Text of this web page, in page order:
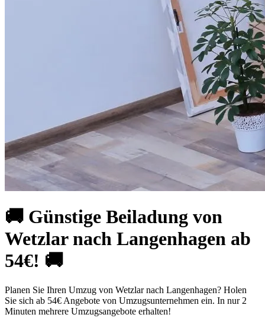
🚚 Günstige Beiladung von
Wetzlar nach Langenhagen ab
54€! 🚚
Planen Sie Ihren Umzug von Wetzlar nach Langenhagen? Holen
Sie sich ab 54€ Angebote von Umzugsunternehmen ein. In nur 2
Minuten mehrere Umzugsangebote erhalten!